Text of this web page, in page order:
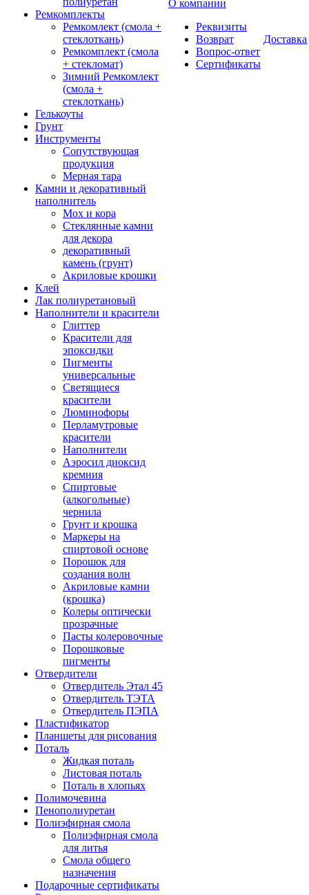
Ремкомплекты
Ремкомлект (смола +
стеклоткань)
Ремкомплект (смола
+ стекломат)
Зимний Ремкомлект
(смола +
стеклоткань)
Гелькоуты
Грунт
Инструменты
Сопутствующая
продукция
Мерная тара
Камни и декоративный
наполнитель
Мох и кора
Стеклянные камни
для декора
декоративный
камень (грунт)
Акриловые крошки
Клей
Лак полиуретановый
Наполнители и красители
Глиттер
Красители для
эпоксидки
Пигменты
универсальные
Светящиеся
красители
Люминофоры
Перламутровые
красители
Наполнители
Аэросил диоксид
кремния
Спиртовые
(алкогольные)
чернила
Грунт и крошка
Маркеры на
спиртовой основе
Порошок для
создания волн
Акриловые камни
(крошка)
Колеры оптически
прозрачные
Пасты колеровочные
Порошковые
пигменты
Отвердители
Отвердитель Этал 45
Отвердитель ТЭТА
Отвердитель ПЭПА
Пластификатор
Планшеты для рисования
Поталь
Жидкая поталь
Листовая поталь
Поталь в хлопьях
Полимочевина
Пенополиуретан
Полиэфирная смола
Полиэфирная смола
для литья
Смола общего
назначения
Подарочные сертификаты
О компании
Реквизиты
Возврат
Вопрос-ответ
Сертификаты
Доставка